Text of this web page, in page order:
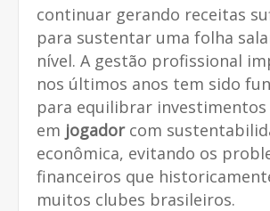
continuar gerando receitas
para sustentar uma folha
nível. A gestão profissional
nos últimos anos tem sido
para equilibrar investimentos
em jogadorcom
econômica, evitando os
financeiros que
muitos clubes brasileiros.